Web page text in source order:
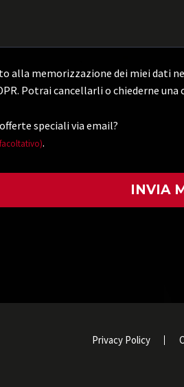
alla memorizzazione dei miei dati
Potrai cancellarli o chiederne
speciali via email?
.
Privacy Policy